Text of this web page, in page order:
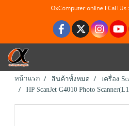
OxComputer online l Call Us
หน้าแรก สินค้าทั้งหมด
เครื่อง
HP ScanJet G4010 Photo